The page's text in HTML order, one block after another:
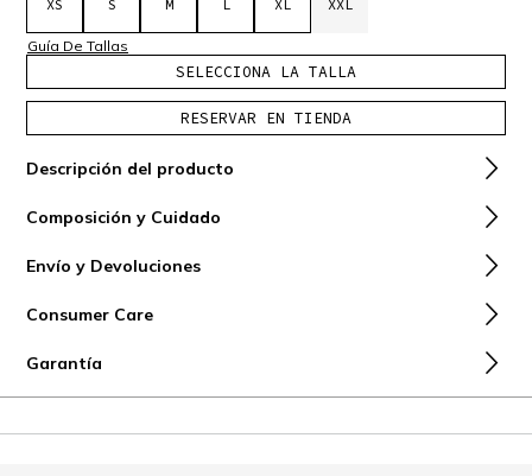
XS S M L XL XXL
Guía De Tallas
SELECCIONA LA TALLA
RESERVAR EN TIENDA
Descripción del producto
Composición y Cuidado
Envío y Devoluciones
Consumer Care
Garantía